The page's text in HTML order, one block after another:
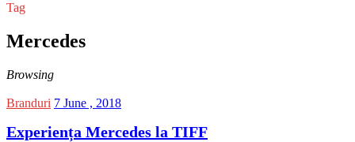
Tag
Mercedes
Browsing
Branduri 7 June , 2018
Experiența Mercedes la TIFF